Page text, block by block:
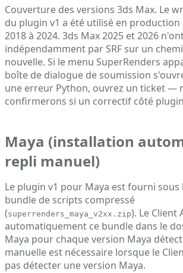
Couverture des versions 3ds Max. Le
du plugin v1 a été utilisé en production
2018 à 2024. 3ds Max 2025 et 2026
indépendamment par SRF sur un
nouvelle. Si le menu SuperRenders
boîte de dialogue de soumission
une erreur Python, ouvrez un ticket —
confirmerons si un correctif côté
Maya (installation
repli manuel)
Le plugin v1 pour Maya est fourni
bundle de scripts compressé
(superrenders_maya_v2xx.zip). Le Client
automatiquement ce bundle dans le
Maya pour chaque version Maya
manuelle est nécessaire lorsque le
pas détecter une version Maya.